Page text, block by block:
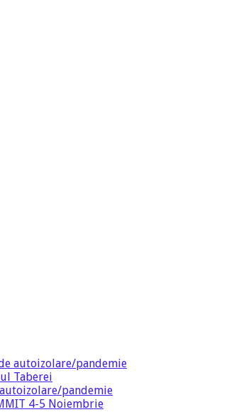
autoizolare/pandemie
Taberei
pandemie
4-5 Noiembrie